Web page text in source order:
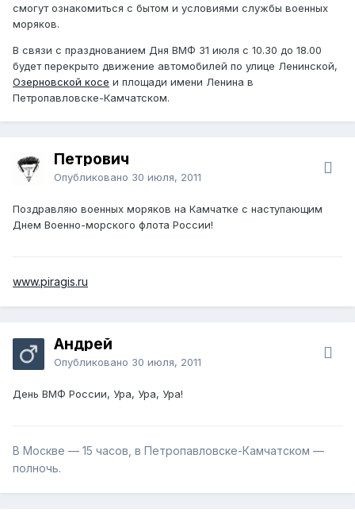
смогут ознакомиться с бытом и условиями службы военных
моряков.
В связи с празднованием Дня ВМФ 31 июля с 10.30 до 18.00
будет перекрыто движение автомобилей по улице Ленинской,
Озерновской косе и площади имени Ленина в
Петропавловске-Камчатском.
Петрович
Опубликовано 30 июля, 2011
Поздравляю военных моряков на Камчатке с наступающим
Днем Военно-морского флота России!
www.piragis.ru
Андрей
Опубликовано 30 июля, 2011
День ВМФ России, Ура, Ура, Ура!
В Москве — 15 часов, в Петропавловске-Камчатском —
полночь.